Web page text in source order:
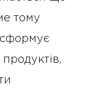
тому